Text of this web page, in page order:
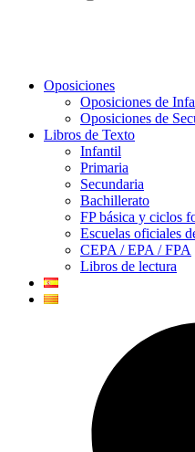
Oposiciones
Oposiciones de
Oposiciones de
Libros de Texto
Infantil
Primaria
Secundaria
Bachillerato
FP básica y ciclos
Escuelas oficiales
CEPA / EPA / FPA
Libros de lectura